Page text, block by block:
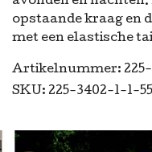
opstaande kraag en
met een elastische
Artikelnummer: 225-
SKU: 225-3402-1-1-